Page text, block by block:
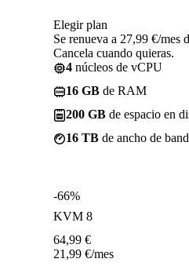
Elegir plan
Se renueva a 27,99 €/mes
Cancela cuando quieras.
4 núcleos de vCPU
16 GB de RAM
200 GB de espacio en
16 TB de ancho de
-66%
KVM 8
64,99 €
21,99 €/mes